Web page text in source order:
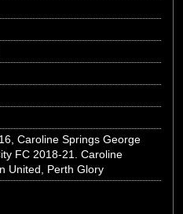
Caroline Springs George
FC 2018-21. Caroline
United, Perth Glory